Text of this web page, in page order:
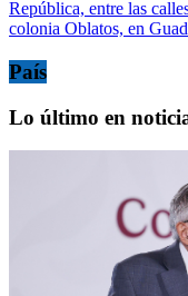
República, entre las
colonia Oblatos, en
País
Lo último en